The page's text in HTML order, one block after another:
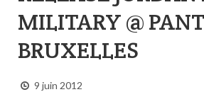
STREET ART
MW SHIFT
MILITARY @
BRUXELLES
9 juin 2012